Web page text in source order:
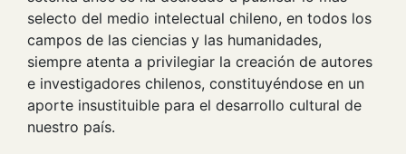
selecto del medio intelectual chileno, en todos los
campos de las ciencias y las humanidades,
siempre atenta a privilegiar la creación de autores
e investigadores chilenos, constituyéndose en un
aporte insustituible para el desarrollo cultural de
nuestro país.